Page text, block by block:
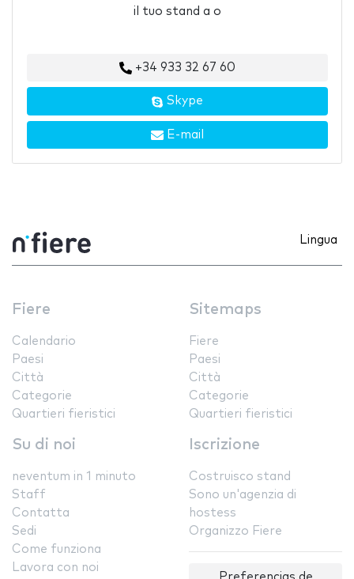
il tuo stand a o
+34 933 32 67 60
Skype
E-mail
Lingua
Fiere
Calendario
Paesi
Città
Categorie
Quartieri fieristici
Sitemaps
Fiere
Paesi
Città
Categorie
Quartieri fieristici
Su di noi
neventum in 1 minuto
Staff
Contatta
Sedi
Come funziona
Lavora con noi
Iscrizione
Costruisco stand
Sono un'agenzia di
hostess
Organizzo Fiere